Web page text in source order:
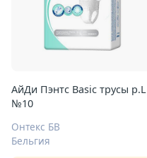
АйДи Пэнтс Basic трусы р.L
№10
Онтекс БВ
Бельгия